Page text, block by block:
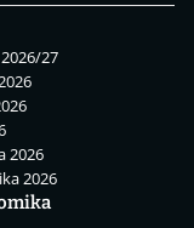
27
2026
2026